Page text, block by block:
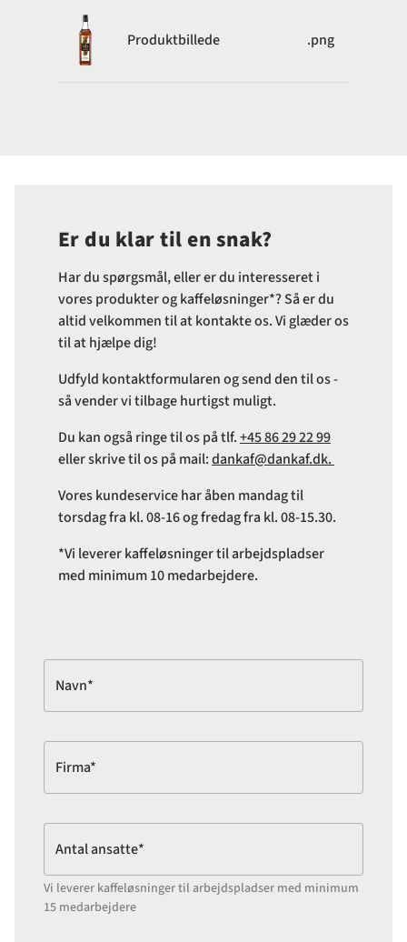
Produktbillede .png
Er du klar til en snak?
Har du spørgsmål, eller er du interesseret i
vores produkter og kaffeløsninger*? Så er du
altid velkommen til at kontakte os. Vi glæder os
til at hjælpe dig!
Udfyld kontaktformularen og send den til os -
så vender vi tilbage hurtigst muligt.
Du kan også ringe til os på tlf.+45 86 29 22 99
eller skrive til os på mail:dankaf@dankaf.dk.
Vores kundeservice har åben mandag til
torsdag fra kl. 08-16 og fredag fra kl. 08-15.30.
*Vi leverer kaffeløsninger til arbejdspladser
med minimum 10 medarbejdere.
Navn*
Firma*
Antal ansatte*
Vi leverer kaffeløsninger til arbejdspladser med minimum
15 medarbejdere